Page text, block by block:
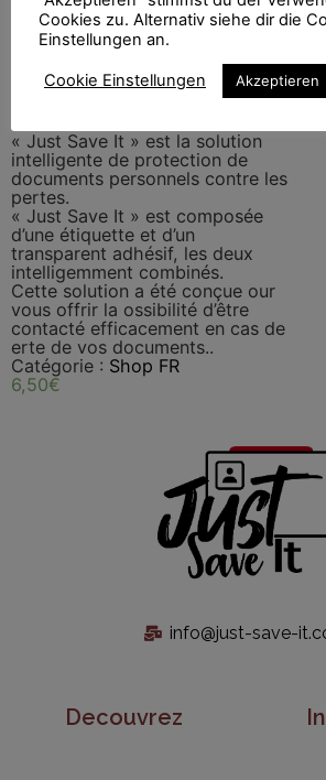
Ajouter au panier
Payer maintenant
« Just Save It » est la solution
intelligente de protection de
documents personnels contre les
pertes.
« Just Save It » est composée
d’une étiquette et d’un
transparent adhésif, les deux
intelligemment combinés.
Cette solution a été conçue our
vous offrir la ossibilité d’être
contacté efficacement en cas de
erte de vos documents..
Catégorie : Shop FR
6,50€
info@just-save-
Decouvrez
Cookies zu. Alternativ siehe dir die
Einstellungen an.
Cookie Einstellungen Akzeptieren